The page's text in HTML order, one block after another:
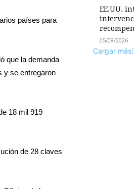
países para
que la demanda
y se entregaron
18 mil 919
de 28 claves
EE.UU.
05/08/2026
Cargar más